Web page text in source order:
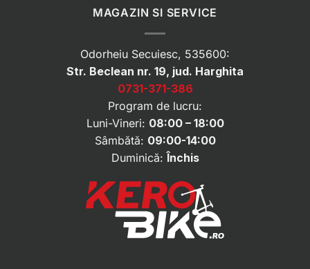
MAGAZIN SI SERVICE
Odorheiu Secuiesc, 535600:
Str. Beclean nr. 19, jud. Harghita
0731-371-386
Program de lucru:
Luni-Vineri: 08:00 – 18:00
Sâmbătă: 09:00-14:00
Duminică: Închis